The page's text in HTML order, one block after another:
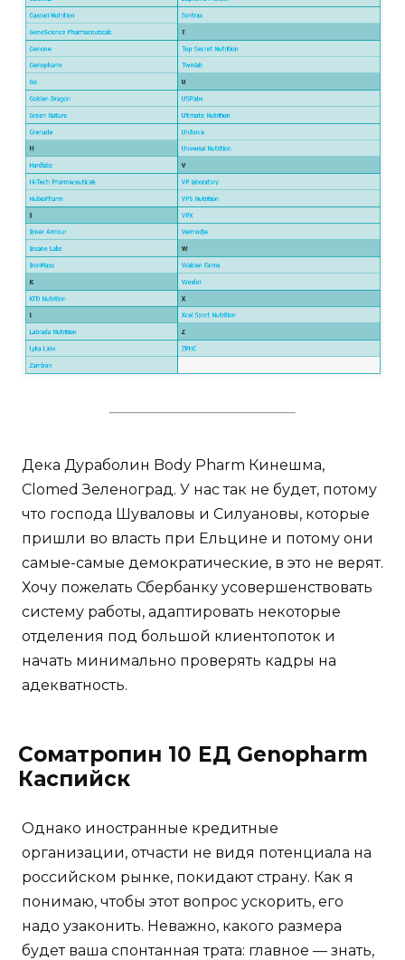
Дека Дураболин Body Pharm Кинешма,
Clomed Зеленоград. У нас так не будет, потому
что господа Шуваловы и Силуановы, которые
пришли во власть при Ельцине и потому они
самые-самые демократические, в это не верят.
Хочу пожелать Сбербанку усовершенствовать
систему работы, адаптировать некоторые
отделения под большой клиентопоток и
начать минимально проверять кадры на
адекватность.
Соматропин 10 ЕД Genopharm
Каспийск
Однако иностранные кредитные
организации, отчасти не видя потенциала на
российском рынке, покидают страну. Как я
понимаю, чтобы этот вопрос ускорить, его
надо узаконить. Неважно, какого размера
будет ваша спонтанная трата: главное — знать,